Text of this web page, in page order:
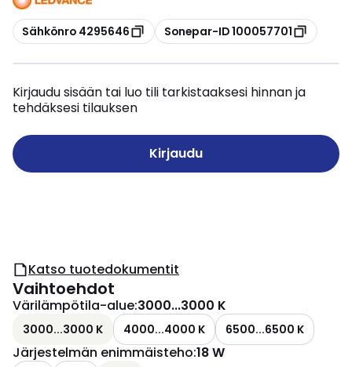
Kopioi
Sähkönro 4295646 Kopioi
Sonepar-ID 100057701
Kirjaudu sisään tai luo tili tarkistaaksesi hinnan ja
tehdäksesi tilauksen
Kirjaudu
Katso tuotedokumentit
Vaihtoehdot
Värilämpötila-alue:3000...3000 K
3000...3000 K 4000...4000 K 6500...6500 K
Järjestelmän enimmäisteho:18 W